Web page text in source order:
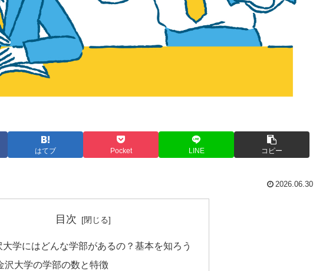
はてブ Pocket LINE コピー
2026.06.30
目次
大学にはどんな学部があるの？基本を知ろう
沢大学の学部の数と特徴